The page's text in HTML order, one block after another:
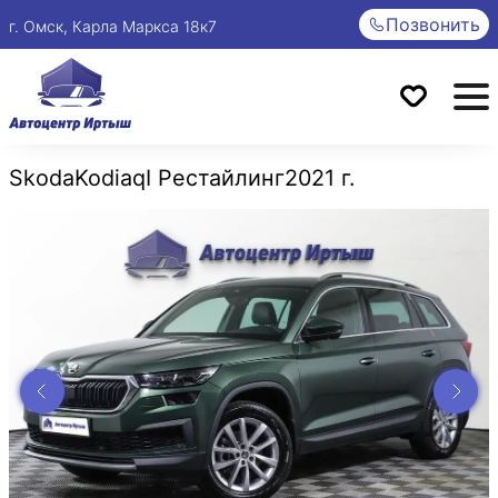
г. Омск, Карла Маркса 18к7 Позвонить
SkodaKodiaqI Рестайлинг2021 г.